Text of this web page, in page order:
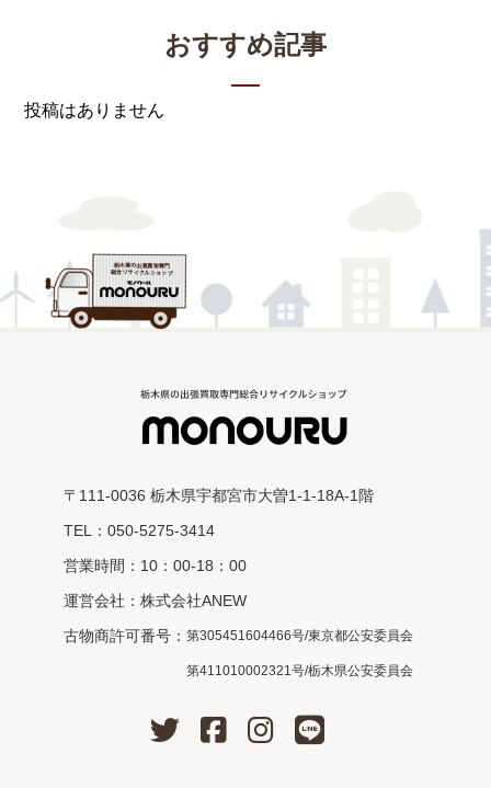
おすすめ記事
投稿はありません
〒111-0036 栃木県宇都宮市大曽1-1-18A-1階
TEL：050-5275-3414
営業時間：10：00-18：00
運営会社：株式会社ANEW
古物商許可番号： 第305451604466号/東京都公安委員会
第411010002321号/栃木県公安委員会